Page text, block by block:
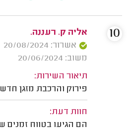
אליה ק. רעננה.
אשרור: 20/08/2024
משוב: 20/06/2024
תיאור השירות:
פירוק והרכבת מזגן
חוות דעת:
הם הגיעו בטווח זמנים
10